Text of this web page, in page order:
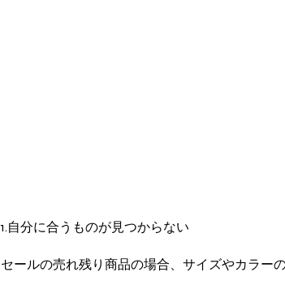
1.自分に合うものが見つからない
セールの売れ残り商品の場合、サイズやカラー